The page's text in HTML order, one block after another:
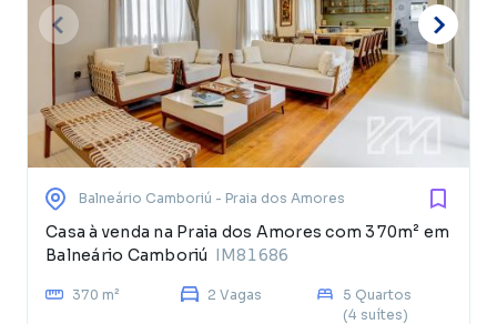
Balneário Camboriú - Praia dos Amores
Casa à venda na Praia dos Amores com 370m² em
Balneário Camboriú IM81686
370 m² 2 Vagas
5 Quartos
(4 suítes)